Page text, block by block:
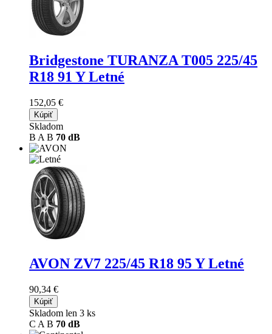
Bridgestone TURANZA T005 225/45
R18 91 Y Letné
152,05 €
Kúpiť
Skladom
B A B 70 dB
AVON ZV7 225/45 R18 95 Y Letné
90,34 €
Kúpiť
Skladom len 3 ks
C A B 70 dB